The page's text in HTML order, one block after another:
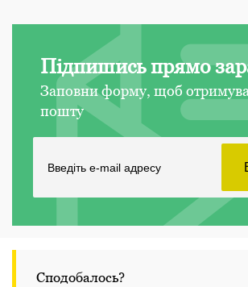
Підпишись прямо
Заповни форму, щоб
пошту
Сподобалось?